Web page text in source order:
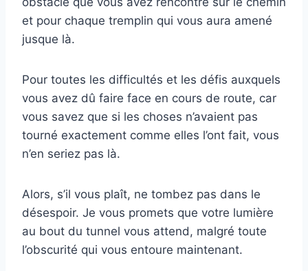
et pour chaque tremplin qui vous aura amené
jusque là.
Pour toutes les difficultés et les défis auxquels
vous avez dû faire face en cours de route, car
vous savez que si les choses n’avaient pas
tourné exactement comme elles l’ont fait, vous
n’en seriez pas là.
Alors, s’il vous plaît, ne tombez pas dans le
désespoir. Je vous promets que votre lumière
au bout du tunnel vous attend, malgré toute
l’obscurité qui vous entoure maintenant.